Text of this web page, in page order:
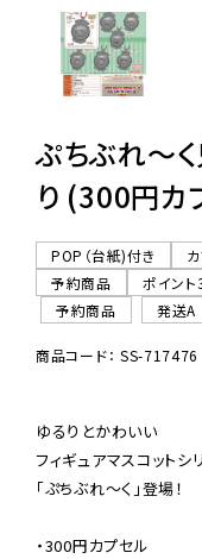
06-
ぷちぶれ〜
り (300円カ
POP（台紙)付き
予約商品
ポイント
予約商品
発送A
商品コード： SS-717476
ゆるりとかわいい
フィギュアマスコットシ
「ぷちぶれ〜く」登場！
・300円カプセル